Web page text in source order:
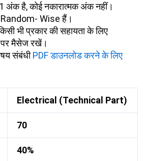
अंक है, कोई नकारात्मक अंक नहीं।
Random- Wise हैं।
भी प्रकार की सहायता के लिए
पर मैसेज रखें।
संबंधीPDF डाउनलोड करने के लिए
Electrical (Technical Part)
70
40%